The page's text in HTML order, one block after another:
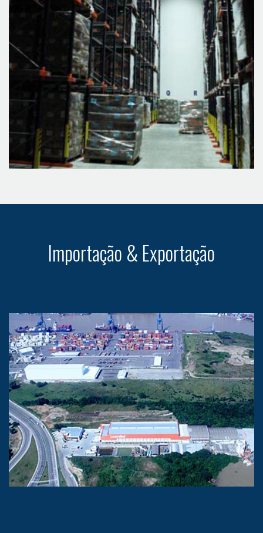
Importação & Exportação